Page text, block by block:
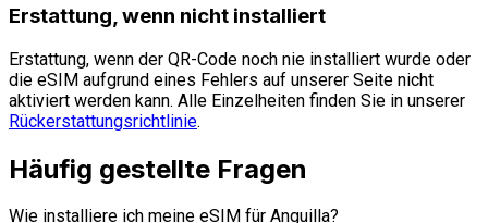
Erstattung, wenn nicht installiert
Erstattung, wenn der QR-Code noch nie installiert wurde oder
die eSIM aufgrund eines Fehlers auf unserer Seite nicht
aktiviert werden kann. Alle Einzelheiten finden Sie in unserer
Rückerstattungsrichtlinie.
Häufig gestellte Fragen
Wie installiere ich meine eSIM für Anguilla?